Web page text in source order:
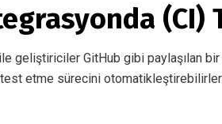
(CI)
geliştiriciler GitHub gibi paylaşılan bir
etme sürecini otomatikleştirebilirler.